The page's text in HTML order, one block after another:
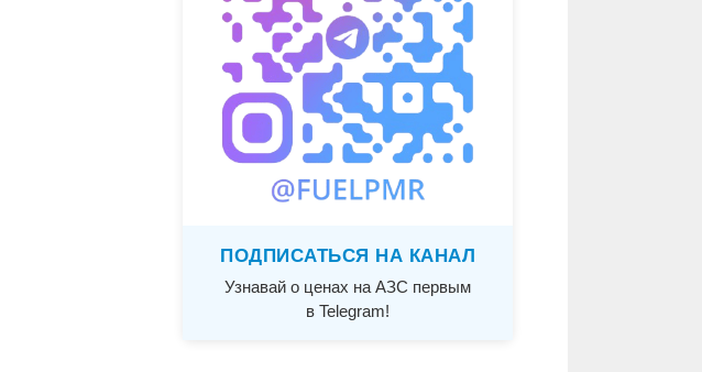
ПОДПИСАТЬСЯ НА КАНАЛ
Узнавай о ценах на АЗС первым
в Telegram!